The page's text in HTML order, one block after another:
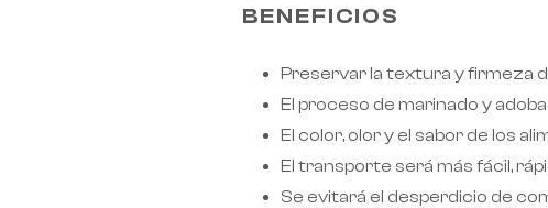
BENEFICIOS
Preservar la textura y firmeza
El proceso de marinado y
El color, olor y el sabor de los
El transporte será más fácil,
Se evitará el desperdicio de